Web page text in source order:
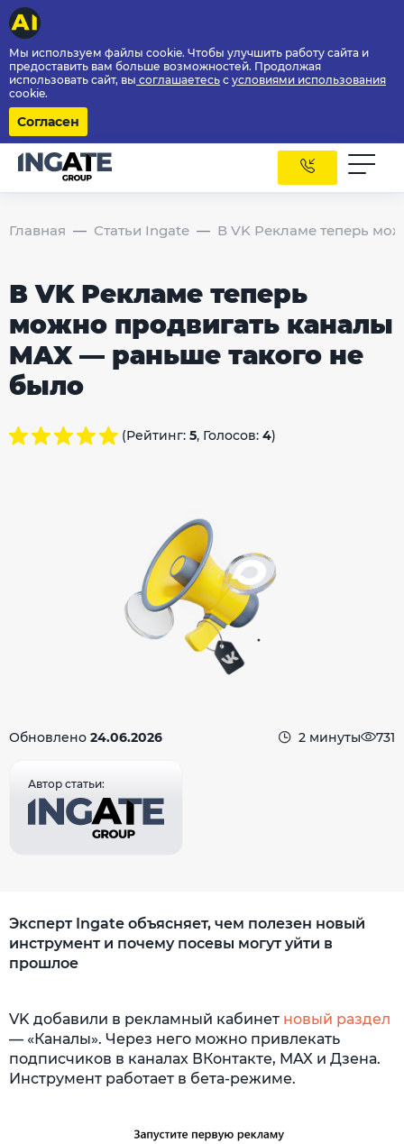
Мы используем файлы cookie. Чтобы улучшить работу сайта и
предоставить вам больше возможностей. Продолжая
использовать сайт, вы соглашаетесь с условиями использования
cookie.
Согласен
Главная Статьи Ingate В VK Рекламе теперь
В VK Рекламе теперь
можно продвигать каналы
MAX — раньше такого не
было
(Рейтинг: 5, Голосов: 4)
Обновлено 24.06.2026 2 минуты 731
Автор статьи:
Эксперт Ingate объясняет, чем полезен новый
инструмент и почему посевы могут уйти в
прошлое
VK добавили в рекламный кабинет новый раздел
— «Каналы». Через него можно привлекать
подписчиков в каналах ВКонтакте, MAX и Дзена.
Инструмент работает в бета-режиме.